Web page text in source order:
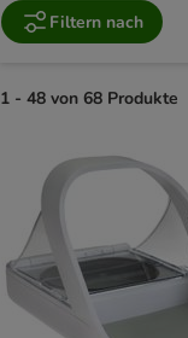
Filtern nach
1 - 48 von 68 Produkte